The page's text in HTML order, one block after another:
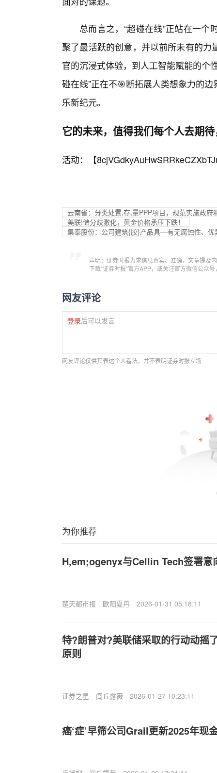
总而言之，“超碰在线”正站在一
聚了最活跃的创意，并以前所未有的
官的沉浸式体验，到人工智能赋能的个
碰在线”正在不🎯断拓展人类想象力的
乐新纪元。
它的未来，值得我们每个人去期
活动：【
云南省：分类处置,存,量PPP项目，规范实施政府
美联!储分歧激化，黄金价格承压下跌！
集泰股份：公司建筑{胶}产品具—有无腐蚀性、优
声明：证券时报力求信息真实、准确，文章提及
下载“证券时报”官方APP，或关注官方微信公众
网友评论
登录后可以发言
网友评论仅供其表达个人看法，并不表明证券时报立场
为你推荐
H,em;ogenyx与Cellin Tech签署意
楚天都市报 欧阳夏丹 2026-01-31 05:18:11
特?朗普对?美联储采取的行动动摇
原则
证券之星 闾丘露薇 2026-01-27 10:23:11
癌‘症’早筛公司Grail更新2025年现